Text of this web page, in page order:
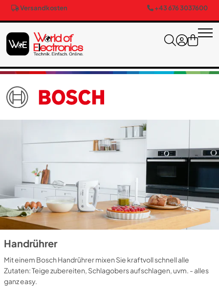
Versandkosten +43 676 3037600
Handrührer
Mit einem Bosch Handrührer mixen Sie kraftvoll schnell alle
Zutaten: Teige zubereiten, Schlagobers aufschlagen, uvm. - alles
ganz easy.